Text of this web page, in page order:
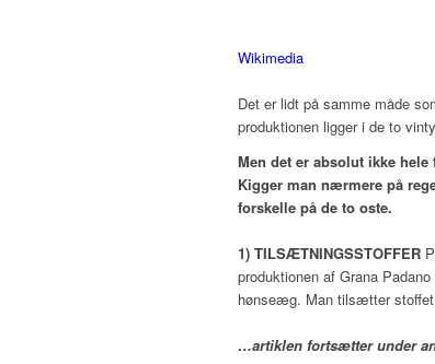
Wikimedia
Det er lidt på samme måde
produktionen ligger i de to
Men det er absolut ikke hele
Kigger man nærmere på
forskelle på de to oste.
1) TILSÆTNINGSSTOFFER
produktionen af Grana
hønseæg. Man tilsætter
…artiklen fortsætter under